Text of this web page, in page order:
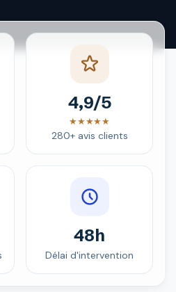
4,9/5
★★★★★
280+ avis clients
48h
Délai d'intervention